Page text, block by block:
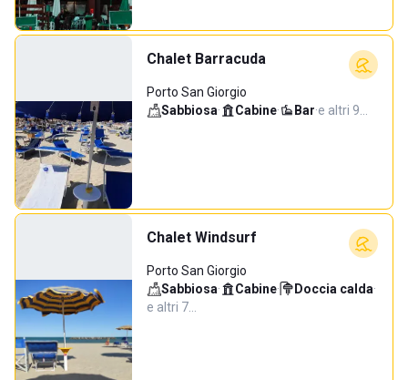
Chalet Barracuda
Porto San Giorgio
Sabbiosa· Cabine· Bar·e altri 9…
Chalet Windsurf
Porto San Giorgio
Sabbiosa· Cabine· Doccia calda·
e altri 7…